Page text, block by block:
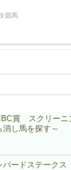
競馬
賞 スクリー
消し馬を探す～
パードステーク